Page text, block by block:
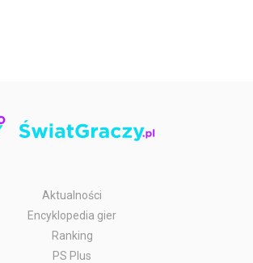
Aktualności
Encyklopedia gier
Ranking
PS Plus